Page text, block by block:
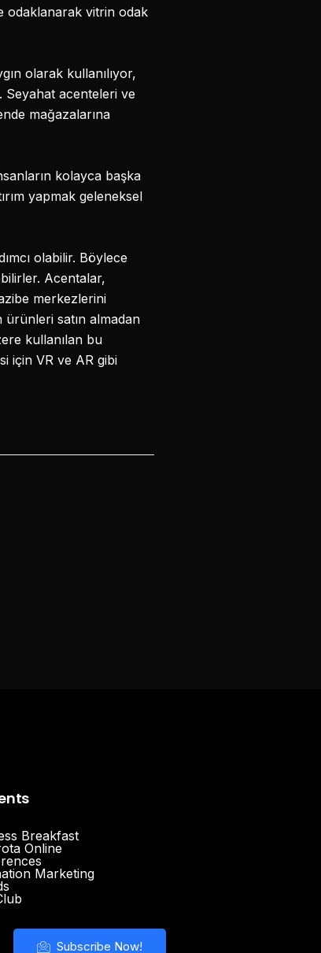
odaklanarak vitrin odak
olarak kullanılıyor,
Seyahat acenteleri ve
mağazalarına
kolayca başka
yapmak geleneksel
olabilir. Böylece
Acentalar,
merkezlerini
satın almadan
kullanılan bu
için VR ve AR gibi
Breakfast
Online
Marketing
Subscribe Now!